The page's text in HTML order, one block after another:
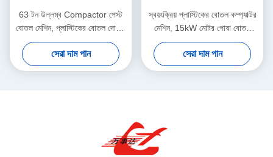
63 টন উল্লম্ব Compactor পেস্ট
বোতল মেশিন, প্লাস্টিকের বোতল দোলনা
প্রেস Y82-63
সেরা দাম পান
স্বয়ংক্রিয় প্লাস্টিকের বোতল কম্প্যাক্টর
মেশিন, 15kW মোটর পোষা বোতল
মেশিন Y82-35 চাপ
সেরা দাম পান